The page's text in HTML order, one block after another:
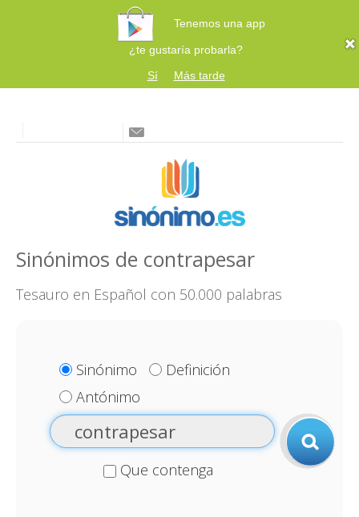
Tenemos una app
¿te gustaría probarla?
Sí
Más tarde
Sinónimos de contrapesar
Tesauro en Español con 50.000 palabras
Sinónimo
Definición
Antónimo
Que contenga